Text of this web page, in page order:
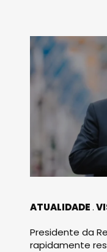
ATUALIDADE
Presidente da
rapidamente